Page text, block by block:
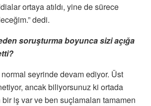
ortaya atıldı, yine de sürece
dedi.
soruşturma boyunca sizi açığa
normal seyrinde devam ediyor. Üst
ancak biliyorsunuz ki ortada
bir iş var ve ben suçlamaları tamamen